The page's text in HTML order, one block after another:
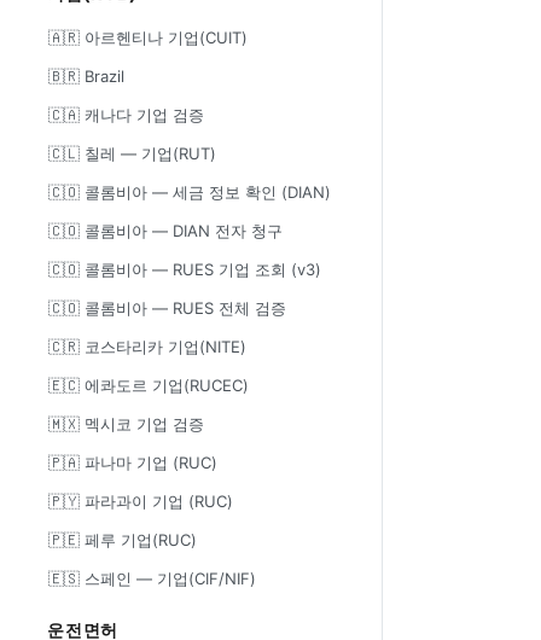
🇦🇷 아르헨티나 기업(CUIT)
🇧🇷 Brazil
🇨🇦 캐나다 기업 검증
🇨🇱 칠레 — 기업(RUT)
🇨🇴 콜롬비아 — 세금 정보 확인 (DIAN)
🇨🇴 콜롬비아 — DIAN 전자 청구
🇨🇴 콜롬비아 — RUES 기업 조회 (v3)
🇨🇴 콜롬비아 — RUES 전체 검증
🇨🇷 코스타리카 기업(NITE)
🇪🇨 에콰도르 기업(RUCEC)
🇲🇽 멕시코 기업 검증
🇵🇦 파나마 기업 (RUC)
🇵🇾 파라과이 기업 (RUC)
🇵🇪 페루 기업(RUC)
🇪🇸 스페인 — 기업(CIF/NIF)
운전면허